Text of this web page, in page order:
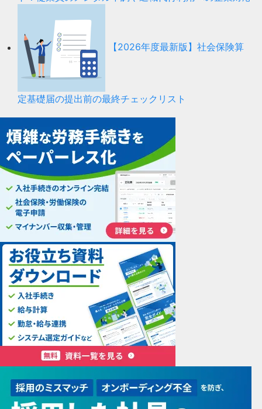
【2026年度最新版】社会保険算
定基礎届の提出前の最終チェックリスト